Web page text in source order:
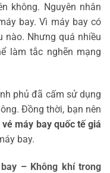
không. Nguyên nhân
bay. Vì máy bay có
Nhưng quá nhiều
làm tắc nghẽn mạng
phủ đã cấm sử dụng
Đồng thời, bạn nên
vé máy bay quốc tế giá
bay.
– Không khí trong